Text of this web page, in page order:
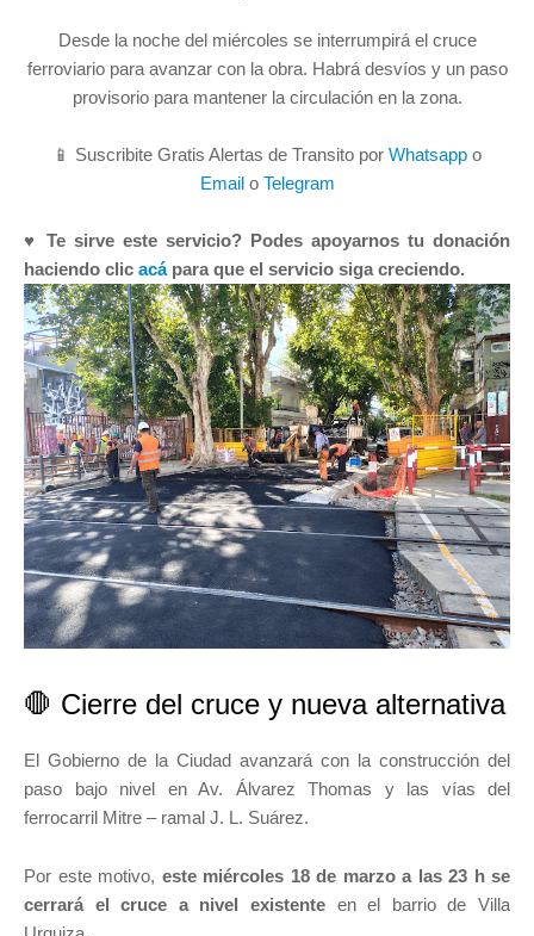
Desde la noche del miércoles se interrumpirá el cruce
ferroviario para avanzar con la obra. Habrá desvíos y un paso
provisorio para mantener la circulación en la zona.
📱 Suscribite Gratis Alertas de Transito por Whatsapp o
Emailo Telegram
♥ Te sirve este servicio? Podes apoyarnos tu donación
haciendo clic acápara que el servicio siga creciendo.
🛑 Cierre del cruce y nueva alternativa
El Gobierno de la Ciudad avanzará con la construcción del
paso bajo nivel en Av. Álvarez Thomas y las vías del
ferrocarril Mitre – ramal J. L. Suárez.
Por este motivo, este miércoles 18 de marzo a las 23 h se
cerrará el cruce a nivel existente en el barrio de Villa